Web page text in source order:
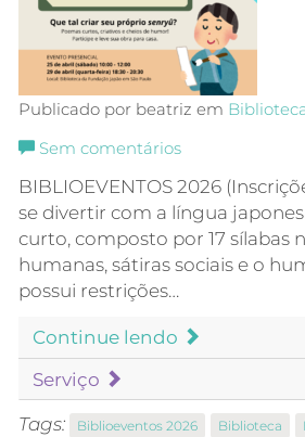
Publicado por beatriz em
Sem comentários
BIBLIOEVENTOS 2026
se divertir com a língua
curto, composto por 17 sílabas
humanas, sátiras sociais e o
possui restrições…
Continue lendo
Serviço
Tags: Biblioeventos 2026 Biblioteca